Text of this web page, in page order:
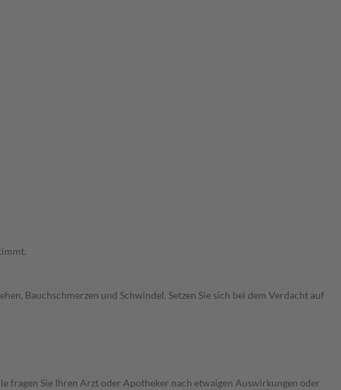
Bauchschmerzen und Schwindel. Setzen Sie sich bei dem Verdacht auf
fragen Sie Ihren Arzt oder Apotheker nach etwaigen Auswirkungen oder